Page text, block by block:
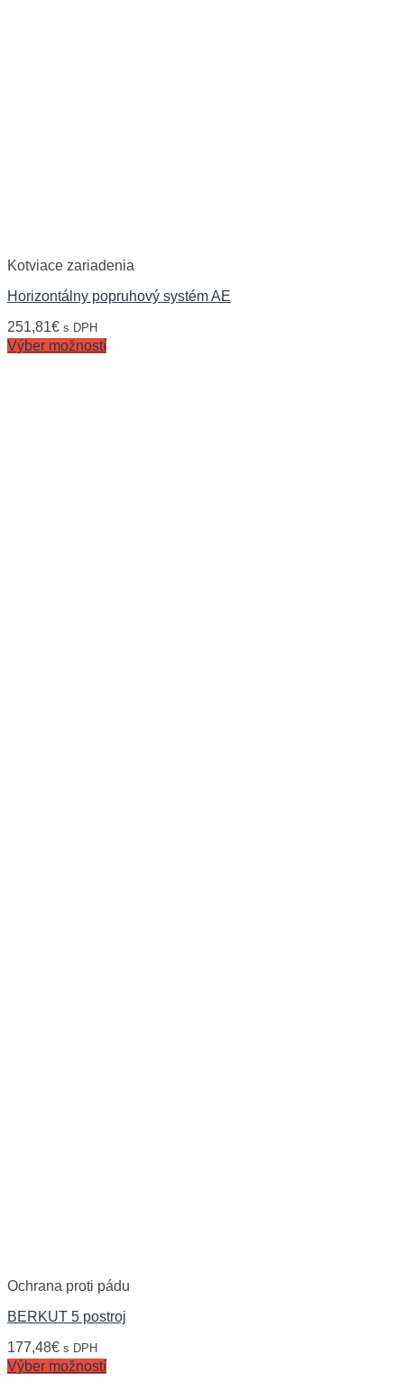
Kotviace zariadenia
Horizontálny popruhový systém AE
251,81€ s DPH
Výber možností
Ochrana proti pádu
BERKUT 5 postroj
177,48€ s DPH
Výber možností